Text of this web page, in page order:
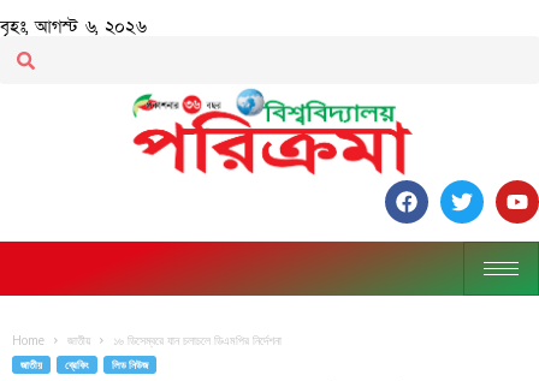
বৃহঃ, আগস্ট ৬, ২০২৬
Home জাতীয় ১৬ ডিসেম্বরে যান চলাচলে ডিএমপির নির্দেশনা
জাতীয় ব্রেকিং লিড নিউজ